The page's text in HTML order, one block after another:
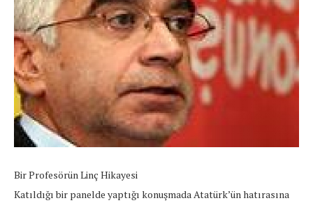
Bir Profesörün Linç Hikayesi
Katıldığı bir panelde yaptığı konuşmada Atatürk’ün hatırasına